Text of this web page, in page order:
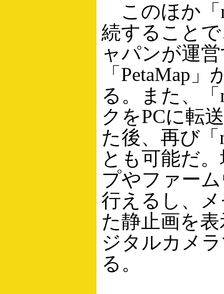
このほか「
続すること
ャパンが運
「PetaMap
る。また、
クをPCに転
た後、再び
とも可能だ
プやファー
行えるし、
た静止画を
ジタルカメ
る。